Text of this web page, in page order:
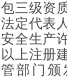
包三级资
法定代表
安全生产
以上注册
管部门